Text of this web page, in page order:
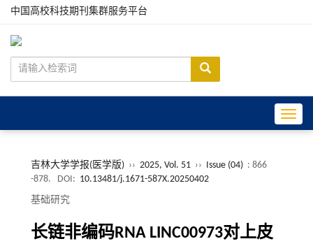
中国高校科技期刊集群服务平台
吉林大学学报(医学版) ›› 2025, Vol. 51 ›› Issue (04) : 866
-878.
DOI: 10.13481/j.1671-587X.20250402
基础研究
长链非编码RNA LINC00973对上皮